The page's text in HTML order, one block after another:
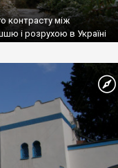
контрасту між
і розрухою в Україні